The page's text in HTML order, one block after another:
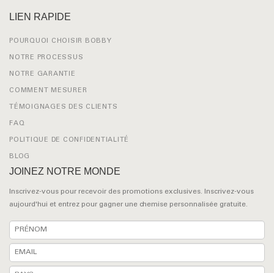
LIEN RAPIDE
POURQUOI CHOISIR BOBBY
NOTRE PROCESSUS
NOTRE GARANTIE
COMMENT MESURER
TÉMOIGNAGES DES CLIENTS
FAQ
POLITIQUE DE CONFIDENTIALITÉ
BLOG
JOINEZ NOTRE MONDE
Inscrivez-vous pour recevoir des promotions exclusives. Inscrivez-vous
aujourd'hui et entrez pour gagner une chemise personnalisée gratuite.